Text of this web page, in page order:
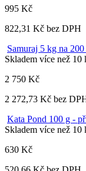
995 Kč
822,31 Kč bez DPH
Samuraj 5 kg na 200
Skladem více než 10
2 750 Kč
2 272,73 Kč bez
Kata Pond 100 g -
Skladem více než 10
630 Kč